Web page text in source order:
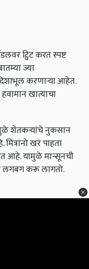
ट्विट करत स्पष्ट
ज्या
करणाऱ्या आहेत.
खात्याचा
शेतकऱ्यांचे नुकसान
खरं पाहता
आहे. यामुळे मान्सूनची
लगबग करू लागतो.